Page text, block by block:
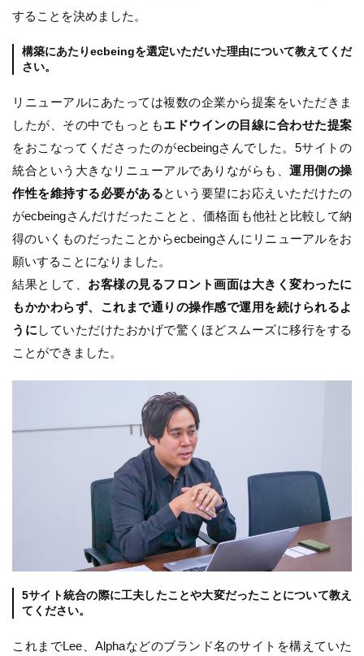
することを決めました。
構築にあたりecbeingを選定いただいた理由について教えてくだ
さい。
リニューアルにあたっては複数の企業から提案をいただきま
したが、その中でもっともエドウインの目線に合わせた提案
をおこなってくださったのがecbeingさんでした。5サイトの
統合という大きなリニューアルでありながらも、 運用側の操
作性を維持する必要があるという要望にお応えいただけたの
がecbeingさんだけだったことと、価格面も他社と比較して納
得のいくものだったことからecbeingさんにリニューアルをお
願いすることになりました。
結果として、 お客様の見るフロント画面は大きく変わったに
もかかわらず、これまで通りの操作感で運用を続けられるよ
うに していただけたおかげで驚くほどスムーズに移行をする
ことができました。
5サイト統合の際に工夫したことや大変だったことについて教え
てください。
これまでLee、Alphaなどのブランド名のサイトを構えていた